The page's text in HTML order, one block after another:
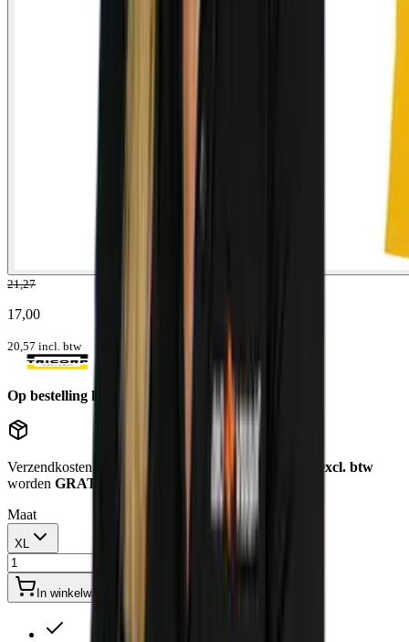
21,27
17,00
20,57 incl. btw
Op bestelling leverbaar Levertijd: 1-5 werkdagen
Verzendkosten
boven de €750,- excl. btw
worden GRATIS bezorgd
Maat
XL
In winkelwagen